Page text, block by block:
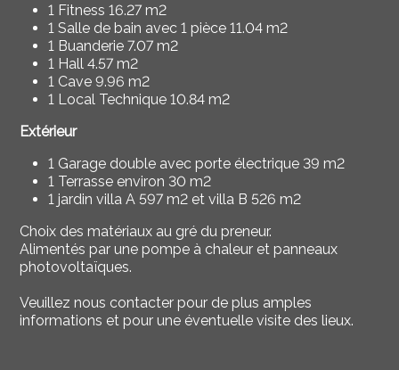
1 Fitness 16.27 m2
1 Salle de bain avec 1 pièce 11.04 m2
1 Buanderie 7.07 m2
1 Hall 4.57 m2
1 Cave 9.96 m2
1 Local Technique 10.84 m2
Extérieur
1 Garage double avec porte électrique 39 m2
1 Terrasse environ 30 m2
1 jardin villa A 597 m2 et villa B 526 m2
Choix des matériaux au gré du preneur.
Alimentés par une pompe à chaleur et panneaux
photovoltaïques.
Veuillez nous contacter pour de plus amples
informations et pour une éventuelle visite des lieux.